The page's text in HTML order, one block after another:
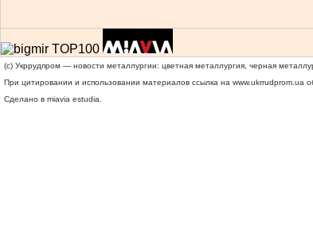
(c) Укррудпром — новости металлургии: цветная металлургия, черная
При цитировании и использовании материалов ссылка на www.ukrrudprom.ua
Сделано в miavia estudia.